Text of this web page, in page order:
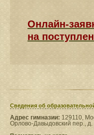
Онлайн-
на
Сведения​ об
Адрес гимназии: 129110,
Орлово-Давыдовский пер., д.